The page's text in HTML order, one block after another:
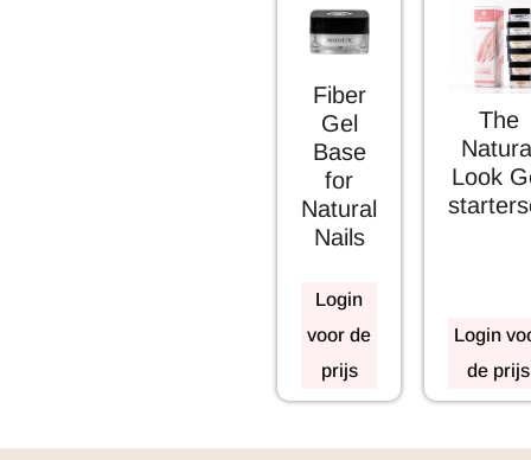
Fiber
Gel
Base
for
Natural
Nails
Login
voor de
prijs
The
Look
Login
de prijs